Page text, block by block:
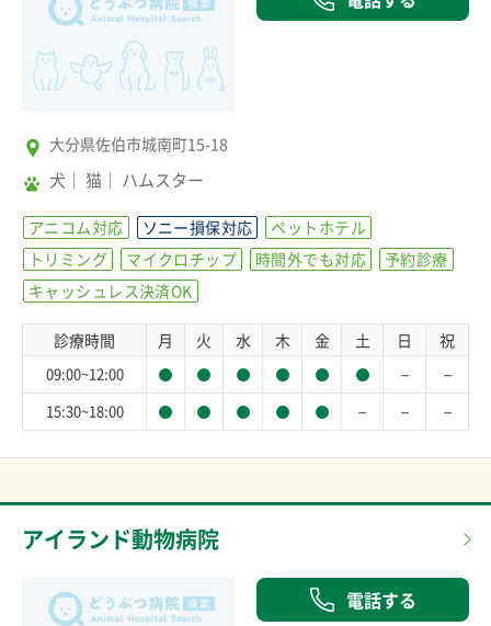
大分県佐伯市城南町15-18
犬 猫 ハムスター
アニコム対応 ソニー損保対応
ペットホテル
トリミング
マイクロチップ 時間外でも対応
予約診療
キャッシュレス決済OK
診療時間 月 火 水 木 金 土 日 祝
09:00~12:00 － －
15:30~18:00 － － －
アイランド動物病院
電話する